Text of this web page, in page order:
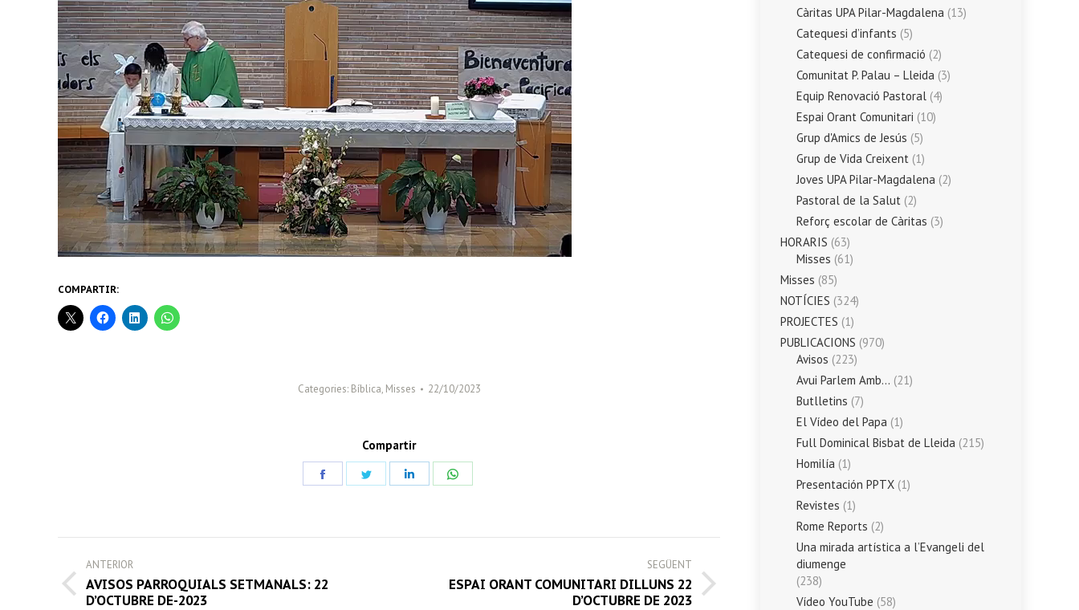
COMPARTIR:
Categories: Bíblica, Misses 22/10/2023
Compartir
Share
Share
POST
NAVIGATION
ANTERIOR
Previous
AVISOS PARROQUIALS SETMANALS: 22
D’OCTUBRE DE-2023
SEGÜENT
ESPAI ORANT COMUNITARI DILLUNS 22
D’OCTUBRE DE 2023
Càritas UPA Pilar-Magdalena (13)
Catequesi d’infants (5)
Catequesi de confirmació (2)
Comunitat P. Palau – Lleida (3)
Equip Renovació Pastoral (4)
Espai Orant Comunitari (10)
Grup d'Amics de Jesús (5)
Grup de Vida Creixent (1)
Joves UPA Pilar-Magdalena (2)
Pastoral de la Salut (2)
Reforç escolar de Càritas (3)
HORARIS (63)
Misses (61)
Misses (85)
NOTÍCIES (324)
PROJECTES (1)
PUBLICACIONS (970)
Avisos (223)
Avui Parlem Amb… (21)
Butlletins (7)
El Vídeo del Papa (1)
Full Dominical Bisbat de Lleida (215)
Homilía (1)
Presentación PPTX (1)
Revistes (1)
Rome Reports (2)
Una mirada artística a l’Evangeli del
diumenge
(238)
Vídeo YouTube (58)